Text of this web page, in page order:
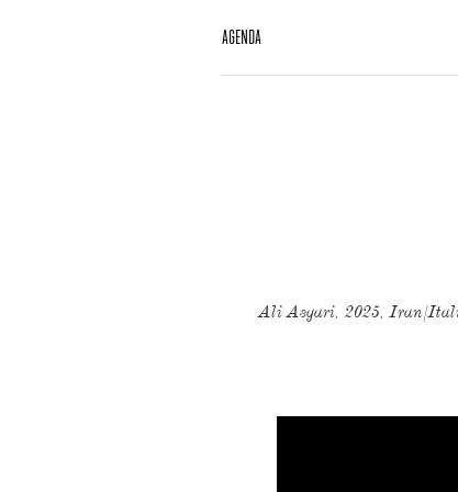
AGENDA
Ali Asgari, 2025, Iran/